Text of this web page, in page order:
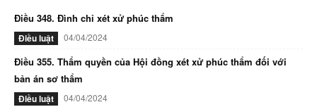
Điều 348. Đình chỉ xét xử phúc thẩm
Điều luật 04/04/2024
Điều 355. Thẩm quyền của Hội đồng xét xử phúc thẩm đối với
bản án sơ thẩm
Điều luật 04/04/2024